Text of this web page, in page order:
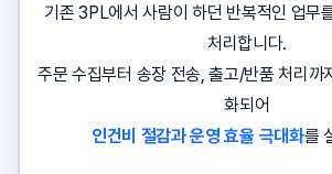
기존 3PL에서 사람이 하던 반복적인 업무
처리합니다.
주문 수집부터 송장 전송, 출고/반품 처리까
화되어
인건비 절감과 운영 효율 극대화를